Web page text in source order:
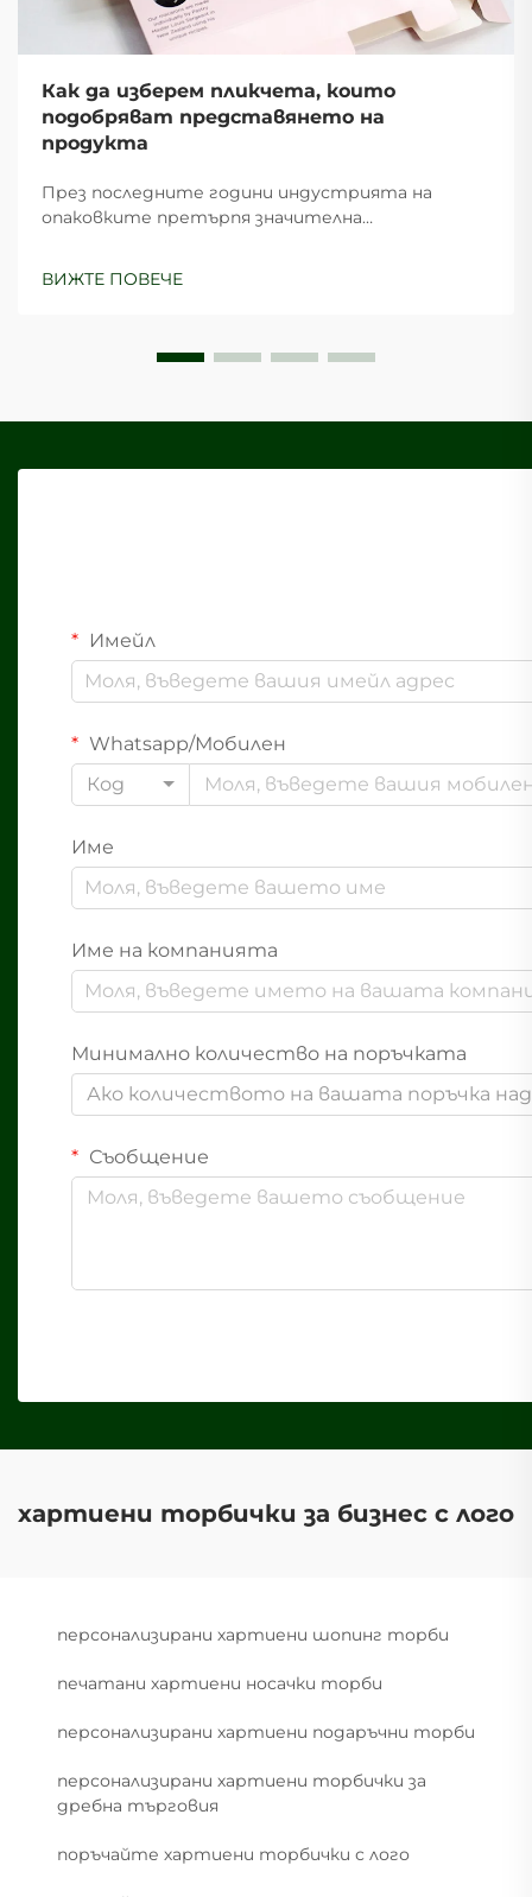
Как да изберем пликчета, които
подобряват представянето на
продукта
През последните години индустрията на
опаковките претърпя значителна
ефективни решения за опаковане за бизнеси от
ВИЖТЕ ПОВЕЧЕ
Имейл
Whatsapp/Мобилен
Код
Име
Име на компанията
Минимално количество на поръчката
Ако количеството на вашата поръчка
Съобщение
хартиени торбички за бизнес с лого
персонализирани хартиени шопинг торби
печатани хартиени носачки торби
персонализирани хартиени подаръчни торби
персонализирани хартиени торбички за
дребна търговия
поръчайте хартиени торбички с лого